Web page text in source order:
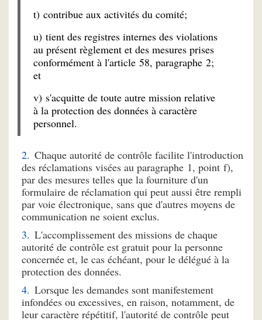
t) contribue aux activités du comité;
u) tient des registres internes des violations
au présent règlement et des mesures prises
conformément à l'article 58, paragraphe 2;
et
v) s'acquitte de toute autre mission relative
à la protection des données à caractère
personnel.
Chaque autorité de contrôle facilite l'introduction
des réclamations visées au paragraphe 1, point f),
par des mesures telles que la fourniture d'un
formulaire de réclamation qui peut aussi être rempli
par voie électronique, sans que d'autres moyens de
communication ne soient exclus.
L'accomplissement des missions de chaque
autorité de contrôle est gratuit pour la personne
concernée et, le cas échéant, pour le délégué à la
protection des données.
Lorsque les demandes sont manifestement
infondées ou excessives, en raison, notamment, de
leur caractère répétitif, l'autorité de contrôle peut